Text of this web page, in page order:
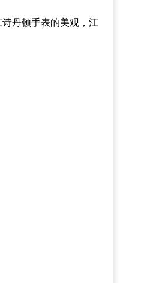
丹顿手表的美观，江